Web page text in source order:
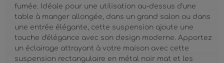
fumée. Idéale pour une utilisation au-dessus d'une
table à manger allongée, dans un grand salon ou dans
une entrée élégante, cette suspension ajoute une
touche d'élégance avec son design moderne. Apportez
un éclairage attrayant à votre maison avec cette
suspension rectangulaire en métal noir mat et les